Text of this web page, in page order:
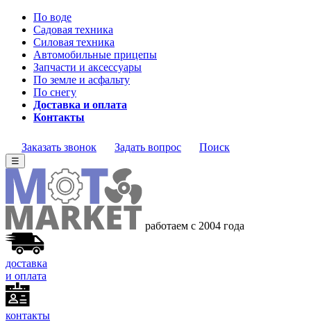
По воде
Садовая техника
Силовая техника
Автомобильные прицепы
Запчасти и аксессуары
По земле и асфальту
По снегу
Доставка и оплата
Контакты
Заказать звонок Задать вопрос Поиск
☰
работаем с 2004 года
доставка
и оплата
контакты